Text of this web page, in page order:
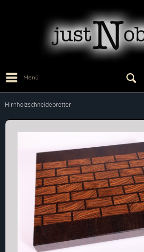
Menü
Hirnholzschneidebretter